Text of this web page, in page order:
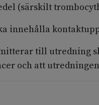
(särskilt
innehålla
till utredning
och att